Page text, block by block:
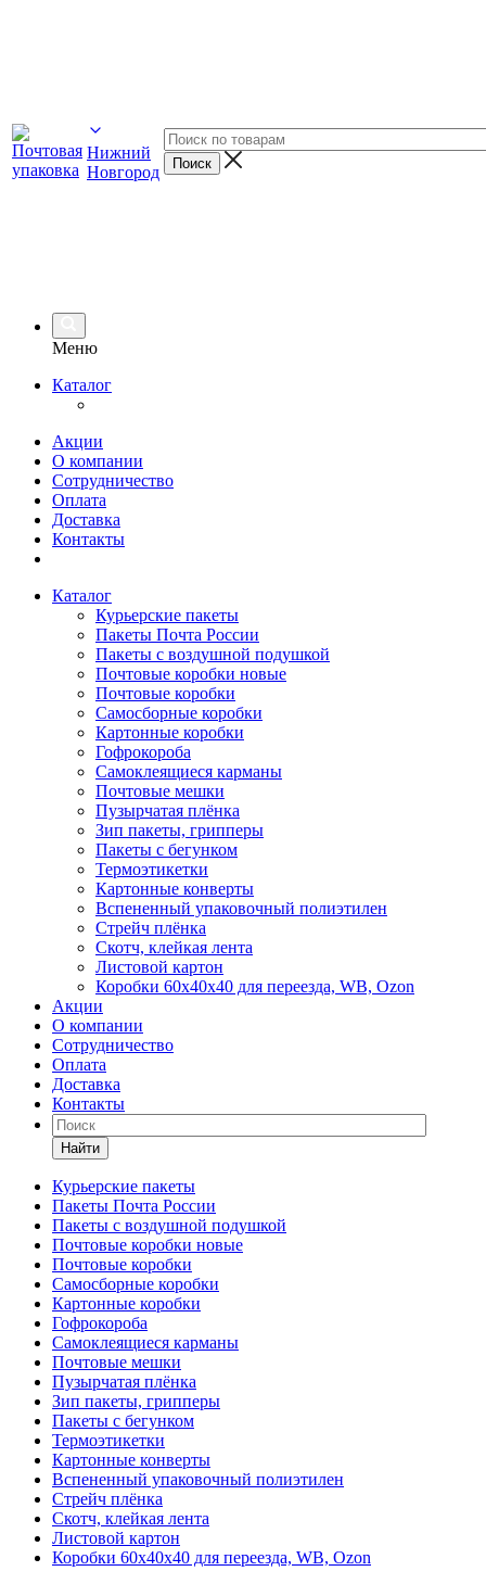
Нижний
Новгород
Меню
Каталог
Акции
О компании
Сотрудничество
Оплата
Доставка
Контакты
Каталог
Курьерские пакеты
Пакеты Почта России
Пакеты с воздушной подушкой
Почтовые коробки новые
Почтовые коробки
Самосборные коробки
Картонные коробки
Гофрокороба
Самоклеящиеся карманы
Почтовые мешки
Пузырчатая плёнка
Зип пакеты, грипперы
Пакеты с бегунком
Термоэтикетки
Картонные конверты
Вспененный упаковочный полиэтилен
Стрейч плёнка
Скотч, клейкая лента
Листовой картон
Коробки 60х40х40 для переезда, WB, Ozon
Акции
О компании
Сотрудничество
Оплата
Доставка
Контакты
Найти
Курьерские пакеты
Пакеты Почта России
Пакеты с воздушной подушкой
Почтовые коробки новые
Почтовые коробки
Самосборные коробки
Картонные коробки
Гофрокороба
Самоклеящиеся карманы
Почтовые мешки
Пузырчатая плёнка
Зип пакеты, грипперы
Пакеты с бегунком
Термоэтикетки
Картонные конверты
Вспененный упаковочный полиэтилен
Стрейч плёнка
Скотч, клейкая лента
Листовой картон
Коробки 60х40х40 для переезда, WB, Ozon